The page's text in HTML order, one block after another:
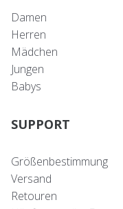
Damen
Herren
Mädchen
Jungen
Babys
SUPPORT
Größenbestimmung
Versand
Retouren